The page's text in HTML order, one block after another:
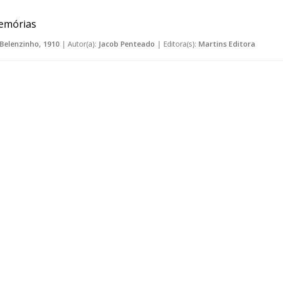
Belenzinho, 1910| Autor(a): Jacob Penteado | Editora(s): Martins Editora